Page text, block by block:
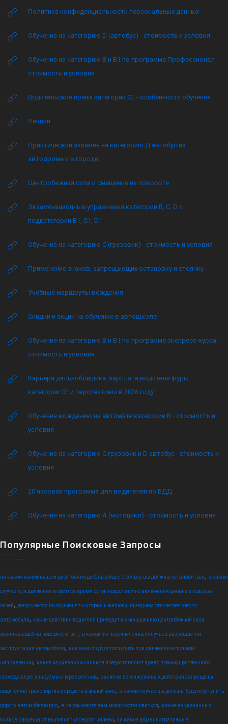
Политика конфиденциальности персональных данных
Обучение на категорию D (автобус) - стоимость и условия
Обучение на категорию B и B1 по программе Профессионал -
стоимость и условия
Водительские права категории CE - особенности обучения
Лекции
Практический экзамен на категорию Д автобус на
автодроме и в городе
Центробежная сила и смещение на повороте
Экзаменационные упражнения категории B, C, D и
подкатегории B1, C1, D1
Обучение на категорию C (грузовик) - стоимость и условия
Применение знаков, запрещающих остановку и стоянку
Учебные маршруты вождения
Скидки и акции на обучение в автошколе
Обучение на категорию B и B1 по программе экспресс-курса -
стоимость и условия
Карьера дальнобойщика: зарплата водителя фуры
категории CE и перспективы в 2026 году
Обучение вождению на автомате категории B - стоимость и
условия
Обучение на категорию C грузовик и D автобус - стоимость и
условия
20 часовая программа для водителей по БДД
Обучение на категорию А (мотоцикл) - стоимость и условия
Популярные Поисковые Запросы
на каком наименьшем расстоянии до ближайшего рельса вы должны остановиться, в каком
случае при движении в светлое время суток недостаточно включения дневных ходовых
огней, допускается ли применять шторки и жалюзи на заднем стекле легкового
автомобиля, какие действия водителя приведут к уменьшению центробежной силы
возникающей на повороте ответ, в каком из перечисленных случаев разрешается
эксплуатация автомобиля, как вам следует поступить при движении в прямом
направлении, какие из указанных знаков предоставляют право преимущественного
проезда нерегулируемых перекрестков, какие из перечисленных действий запрещены
водителям транспортных средств в жилой зоне, в каком случае вы должны будете уступить
дорогу автомобилю дпс, в каком месте вам можно остановиться, какие из указанных
знаков разрешают выполнить поворот налево, за какие административные